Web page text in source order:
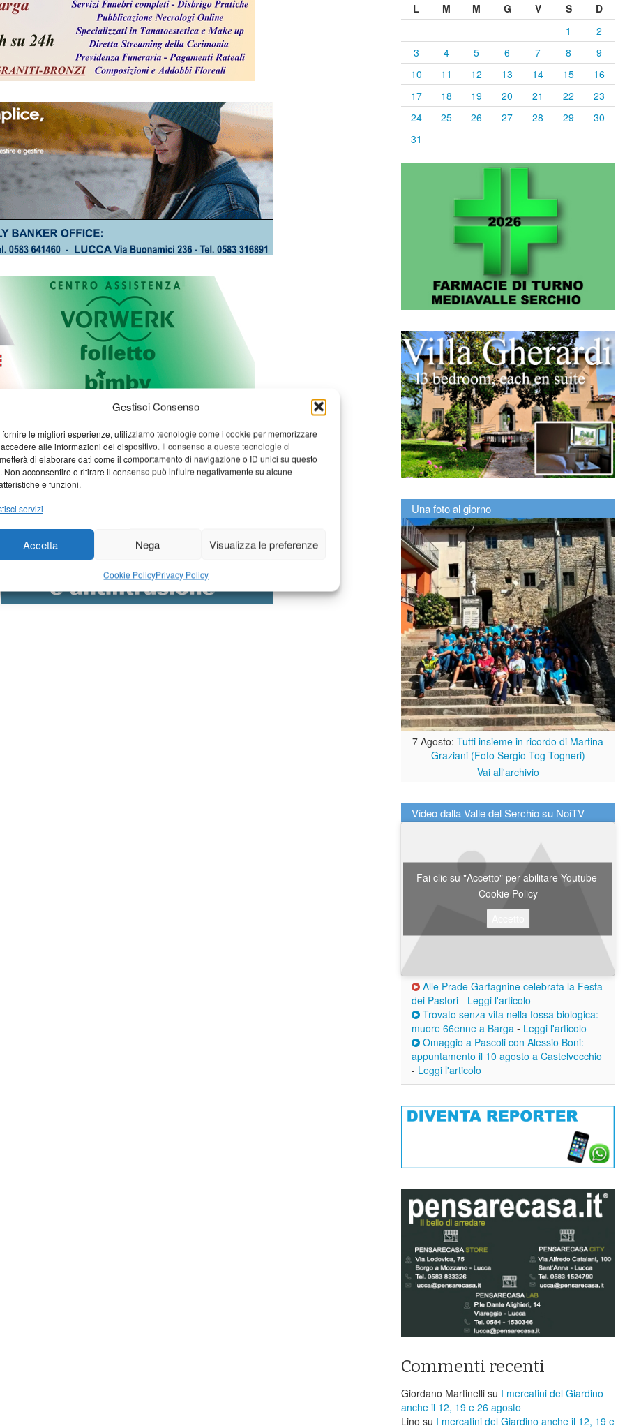
Gestisci Consenso
fornire le migliori esperienze, utilizziamo tecnologie come i cookie per memorizzare
alle informazioni del dispositivo. Il consenso a queste tecnologie ci
di elaborare dati come il comportamento di navigazione o ID unici su questo
Non acconsentire o ritirare il consenso può influire negativamente su alcune
e funzioni.
servizi
Accetta Nega Visualizza le preferenze
Cookie PolicyPrivacy Policy
L
M M G V S
D
1
2
3
4 5 6 7 8
9
10
11 12 13 14 15
16
17
18 19 20 21 22
23
24
25 26 27 28 29
30
31
Una foto al giorno
7 Agosto: Tutti insieme in ricordo di Martina
Graziani (Foto Sergio Tog Togneri)
Vai all'archivio
Video dalla Valle del Serchio su NoiTV
Fai clic su "Accetto" per abilitare Youtube
Cookie Policy
Alle Prade Garfagnine celebrata la Festa
dei Pastori - Leggi l'articolo
Trovato senza vita nella fossa biologica:
muore 66enne a Barga - Leggi l'articolo
Omaggio a Pascoli con Alessio Boni:
appuntamento il 10 agosto a Castelvecchio
- Leggi l'articolo
Commenti recenti
Giordano Martinelli su I mercatini del Giardino
anche il 12, 19 e 26 agosto
Lino su I mercatini del Giardino anche il 12, 19 e